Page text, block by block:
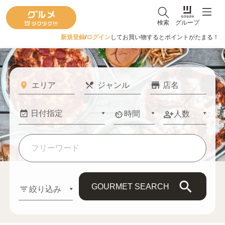
検索 グループ
新規登録/ログインしてお買い物するとポイントがたまる！
時間 人数
絞り込み GOURMET SEARCH